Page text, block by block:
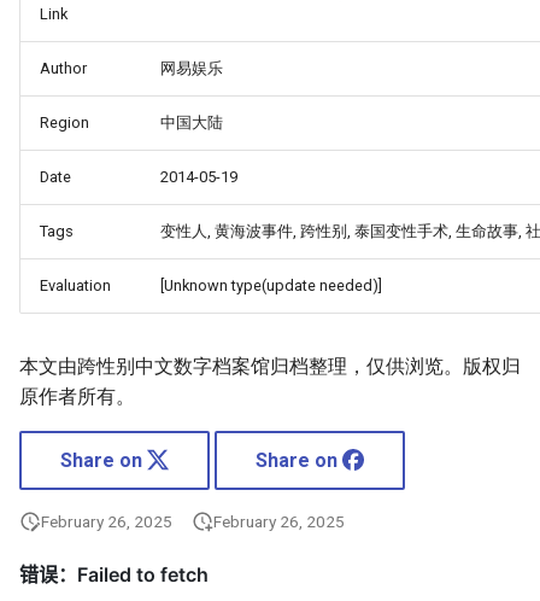
Link
Author 网易娱乐
Region 中国大陆
Date 2014-05-19
Tags 变性人, 黄海波事件, 跨性别, 泰国变性手术, 生命故事,
Evaluation [Unknown type(update needed)]
本文由跨性别中文数字档案馆归档整理，仅供浏览。版权归
原作者所有。
Share on Share on
February 26, 2025 February 26, 2025